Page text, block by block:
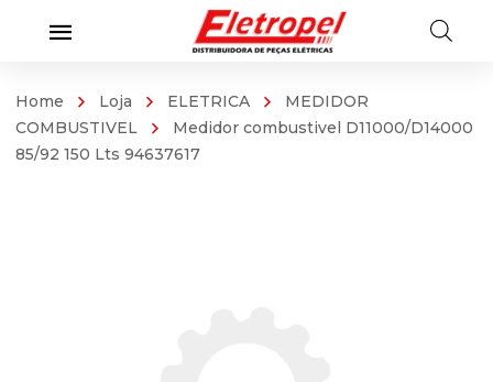
Home Loja ELETRICA
MEDIDOR
COMBUSTIVEL
Medidor combustivel D11000/D14000
85/92 150 Lts 94637617